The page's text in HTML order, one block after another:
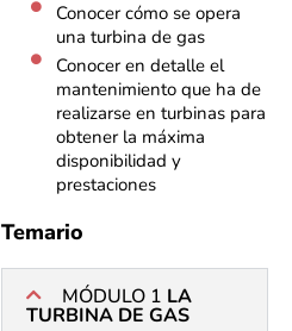
Conocer cómo se opera
una turbina de gas
Conocer en detalle el
mantenimiento que ha de
realizarse en turbinas para
obtener la máxima
disponibilidad y
prestaciones
Temario
MÓDULO 1 LA
TURBINA DE GAS